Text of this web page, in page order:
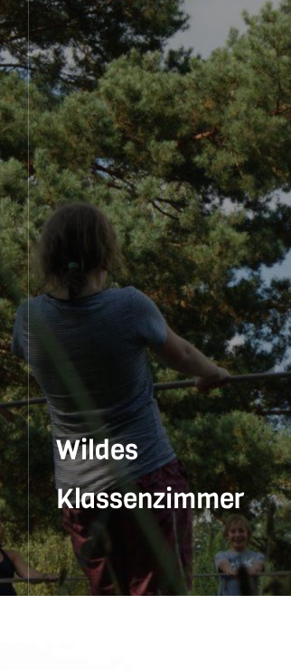
Wildes
Klassenzimmer
Spielend die Natur entdecken und
eine starke Gemeinschaft erleben!